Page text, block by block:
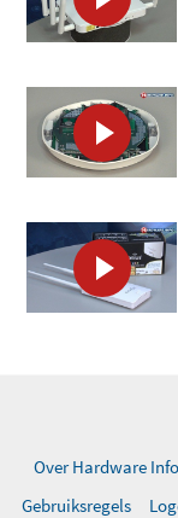
Over Hardware Info
Gebruiksregels